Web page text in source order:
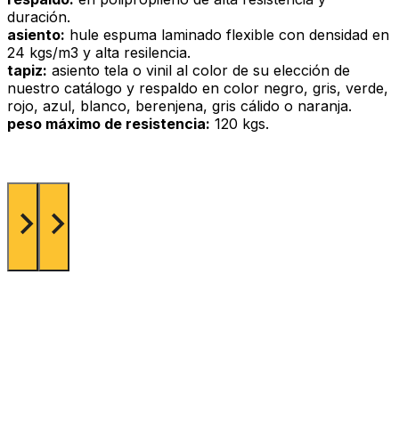
duración.
asiento: hule espuma laminado flexible con densidad en
24 kgs/m3 y alta resilencia.
tapiz: asiento tela o vinil al color de su elección de
nuestro catálogo y respaldo en color negro, gris, verde,
rojo, azul, blanco, berenjena, gris cálido o naranja.
peso máximo de resistencia: 120 kgs.